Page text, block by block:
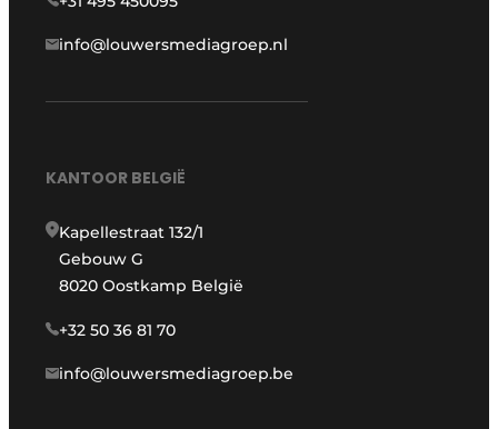
info@louwersmediagroep.nl
KANTOOR BELGIË
Kapellestraat 132/1
Gebouw G
8020 Oostkamp België
+32 50 36 81 70
info@louwersmediagroep.be